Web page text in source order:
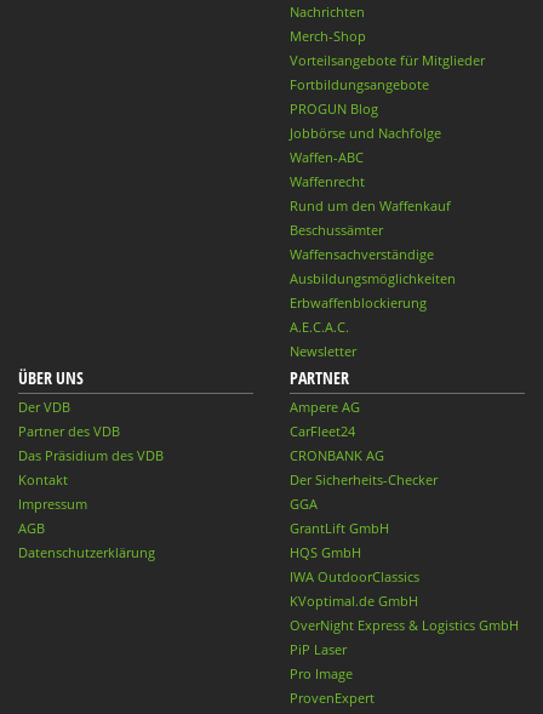
Nachrichten
Merch-Shop
Vorteilsangebote für Mitglieder
Fortbildungsangebote
PROGUN Blog
Jobbörse und Nachfolge
Waffen-ABC
Waffenrecht
Rund um den Waffenkauf
Beschussämter
Waffensachverständige
Ausbildungsmöglichkeiten
Erbwaffenblockierung
A.E.C.A.C.
Newsletter
ÜBER UNS
Der VDB
Partner des VDB
Das Präsidium des VDB
Kontakt
Impressum
AGB
Datenschutzerklärung
PARTNER
Ampere AG
CarFleet24
CRONBANK AG
Der Sicherheits-Checker
GGA
GrantLift GmbH
HQS GmbH
IWA OutdoorClassics
KVoptimal.de GmbH
OverNight Express & Logistics GmbH
PiP Laser
Pro Image
ProvenExpert